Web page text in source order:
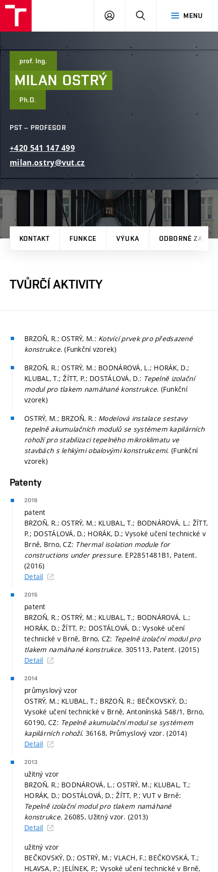
Brno
MENU
PŘIHLÁSIT
prof. Ing.
MILAN OSTRÝ
Ph.D.
PST – PROFESOR
+420 541 147499
milan.ostry@vut.cz
KONTAKT FUNKCE VÝUKA ODBORNÉ
TVŮRČÍ AKTIVITY
BRZOŇ, R.; OSTRÝ, M.: Kotvící prvek pro předsazené
konstrukce. (Funkční vzorek)
BRZOŇ, R.; OSTRÝ, M.; BODNÁROVÁ, L.; HORÁK, D.;
KLUBAL, T.; ŽÍTT, P.; DOSTÁLOVÁ, D.: Tepelně izolační
modul pro tlakem namáhané konstrukce. (Funkční
vzorek)
OSTRÝ, M.; BRZOŇ, R.: Modelová instalace sestavy
tepelně akumulačních modulů se systémem kapilárních
rohoží pro stabilizaci tepelného mikroklimatu ve
stavbách s lehkými obalovými konstrukcemi. (Funkční
vzorek)
Patenty
2016
patent
BRZOŇ, R.; OSTRÝ, M.; KLUBAL, T.; BODNÁROVÁ, L.; ŽÍTT,
P.; DOSTÁLOVÁ, D.; HORÁK, D.; Vysoké učení technické v
Brně, Brno, CZ: Thermal isolation module for
constructions under pressure. EP2851481B1, Patent.
(2016)
Detail
2015
patent
BRZOŇ, R.; OSTRÝ, M.; KLUBAL, T.; BODNÁROVÁ, L.;
HORÁK, D.; ŽÍTT, P.; DOSTÁLOVÁ, D.; Vysoké učení
technické v Brně, Brno, CZ: Tepelně izolační modul pro
tlakem namáhané konstrukce. 305113, Patent. (2015)
Detail
2014
průmyslový vzor
OSTRÝ, M.; KLUBAL, T.; BRZOŇ, R.; BEČKOVSKÝ, D.;
Vysoké učení technické v Brně, Antonínská 548/1, Brno,
60190, CZ: Tepelně akumulační modul se systémem
kapilárních rohoží. 36168, Průmyslový vzor. (2014)
Detail
2013
užitný vzor
BRZOŇ, R.; BODNÁROVÁ, L.; OSTRÝ, M.; KLUBAL, T.;
HORÁK, D.; DOSTÁLOVÁ, D.; ŽÍTT, P.; VUT v Brně:
Tepelně izolační modul pro tlakem namáhané
konstrukce. 26085, Užitný vzor. (2013)
Detail
užitný vzor
BEČKOVSKÝ, D.; OSTRÝ, M.; VLACH, F.; BEČKOVSKÁ, T.;
HLAVSA, P.; JELÍNEK, P.; Vysoké učení technické v Brně,